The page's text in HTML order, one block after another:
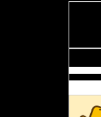
BMW フル
BOBBER
BOLT C-Spec
BOLTR-Spec